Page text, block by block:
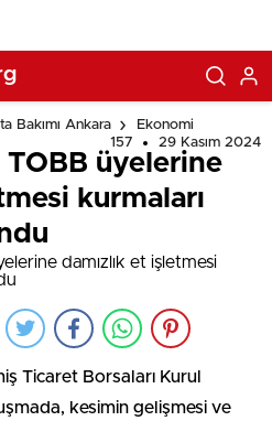
Bakımı Ankara
Ekonomi
157
29 Kasım 2024
TOBB üyelerine
kurmaları
Ticaret Borsaları Kurul
kesimin gelişmesi ve